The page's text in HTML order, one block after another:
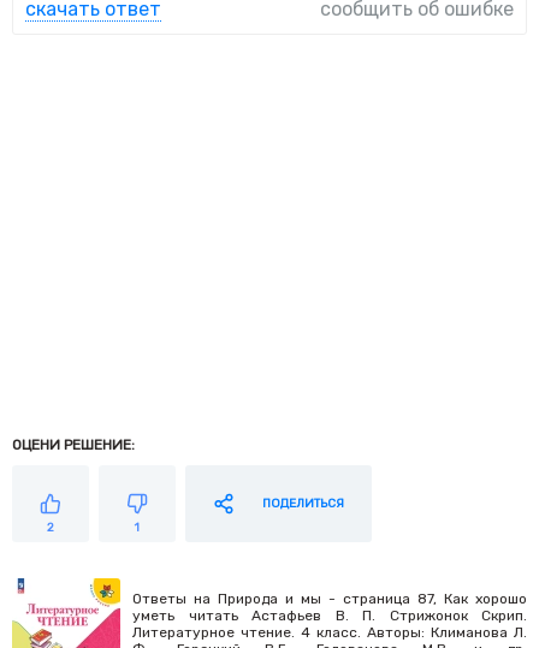
скачать ответ сообщить об ошибке
ОЦЕНИ РЕШЕНИЕ:
2 1
ПОДЕЛИТЬСЯ
Ответы на Природа и мы - страница 87, Как хорошо
уметь читать Астафьев В. П. Стрижонок Скрип.
Литературное чтение. 4 класс. Авторы: Климанова Л.